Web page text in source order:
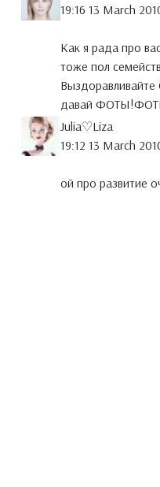
19:16 13 March
Как я рада про
тоже пол
давай
Julia♡Liza
19:12 13 March
ой про развитие